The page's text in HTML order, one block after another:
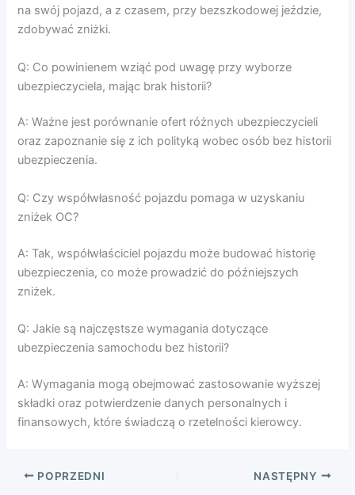
na swój pojazd, a z czasem, przy bezszkodowej jeździe,
zdobywać zniżki.
Q: Co powinienem wziąć pod uwagę przy wyborze
ubezpieczyciela, mając brak historii?
A: Ważne jest porównanie ofert różnych ubezpieczycieli
oraz zapoznanie się z ich polityką wobec osób bez historii
ubezpieczenia.
Q: Czy współwłasność pojazdu pomaga w uzyskaniu
zniżek OC?
A: Tak, współwłaściciel pojazdu może budować historię
ubezpieczenia, co może prowadzić do późniejszych
zniżek.
Q: Jakie są najczęstsze wymagania dotyczące
ubezpieczenia samochodu bez historii?
A: Wymagania mogą obejmować zastosowanie wyższej
składki oraz potwierdzenie danych personalnych i
finansowych, które świadczą o rzetelności kierowcy.
POPRZEDNI NASTĘPNY